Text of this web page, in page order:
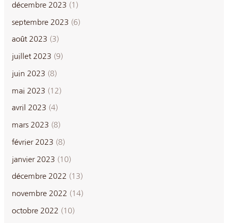
décembre 2023 (1)
septembre 2023 (6)
août 2023 (3)
juillet 2023 (9)
juin 2023 (8)
mai 2023 (12)
avril 2023 (4)
mars 2023 (8)
février 2023 (8)
janvier 2023 (10)
décembre 2022 (13)
novembre 2022 (14)
octobre 2022 (10)